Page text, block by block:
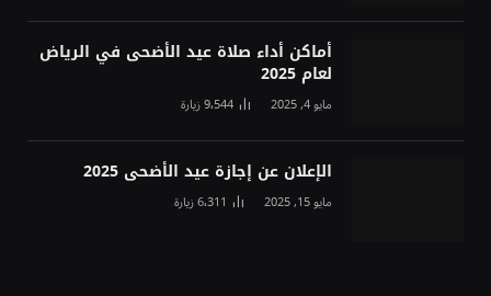
أماكن أداء صلاة عيد الأضحى في الرياض
لعام 2025
مايو 4, 2025 9٬544زيارة
الإعلان عن إجازة عيد الأضحى 2025
مايو 15, 2025 6٬311زيارة